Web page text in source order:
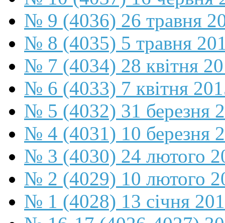
№ 9 (4036) 26 травня
№ 8 (4035) 5 травня
№ 7 (4034) 28 квітня
№ 6 (4033) 7 квітня
№ 5 (4032) 31 березня
№ 4 (4031) 10 березня
№ 3 (4030) 24 лютого
№ 2 (4029) 10 лютого
№ 1 (4028) 13 січня